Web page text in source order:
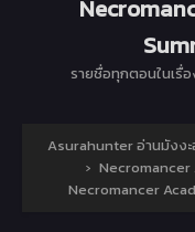
รายชื่อทุกตอนในเรื่อ
Asurahunter อ่านมังงะ
› Necromancer
Necromancer